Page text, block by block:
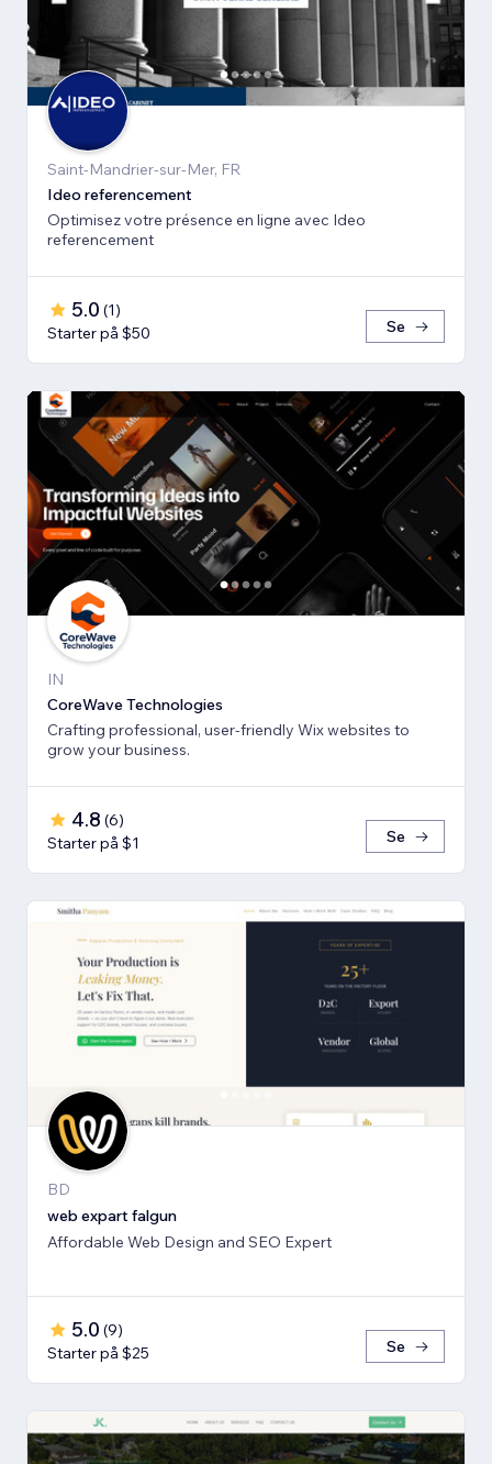
Saint-Mandrier-sur-Mer, FR
Ideo referencement
Optimisez votre présence en ligne avec Ideo
referencement
5.0 (1)
Starter på $50
Se
IN
CoreWave Technologies
Crafting professional, user-friendly Wix websites to
grow your business.
4.8 (6)
Starter på $1
Se
BD
web expart falgun
Affordable Web Design and SEO Expert
5.0 (9)
Starter på $25
Se